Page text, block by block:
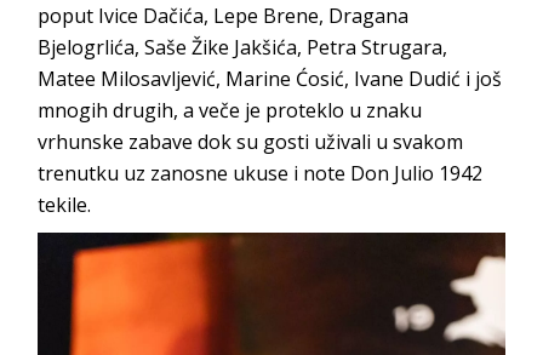
poput Ivice Dačića, Lepe Brene, Dragana
Bjelogrlića, Saše Žike Jakšića, Petra Strugara,
Matee Milosavljević, Marine Ćosić, Ivane Dudić i još
mnogih drugih, a veče je proteklo u znaku
vrhunske zabave dok su gosti uživali u svakom
trenutku uz zanosne ukuse i note Don Julio 1942
tekile.